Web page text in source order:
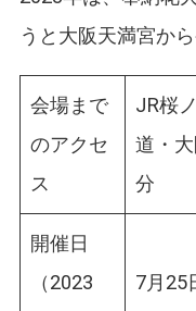
うと大阪天満宮か
会場まで
のアクセ
ス
JR桜
道・
分
開催日
（2023
7月25